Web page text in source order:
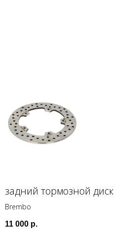
задний тормозной диск
Brembo
11 000 р.